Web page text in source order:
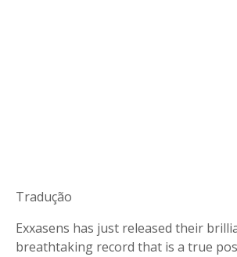
Tradução
Exxasens has just released their
breathtaking record that is a true